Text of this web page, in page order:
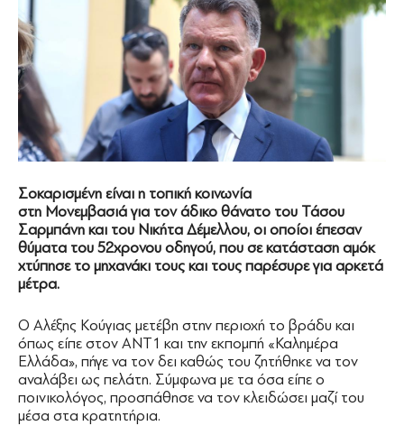
Σοκαρισμένη είναι η τοπική κοινωνία
στη Μονεμβασιά για τον άδικο θάνατο του Τάσου
Σαρμπάνη και του Νικήτα Δέμελλου, οι οποίοι έπεσαν
θύματα του 52χρονου οδηγού, που σε κατάσταση αμόκ
χτύπησε το μηχανάκι τους και τους παρέσυρε για αρκετά
μέτρα.
Ο Αλέξης Κούγιας μετέβη στην περιοχή το βράδυ και
όπως είπε στον ΑΝΤ1 και την εκπομπή «Καλημέρα
Ελλάδα», πήγε να τον δει καθώς του ζητήθηκε να τον
αναλάβει ως πελάτη. Σύμφωνα με τα όσα είπε ο
ποινικολόγος, προσπάθησε να τον κλειδώσει μαζί του
μέσα στα κρατητήρια.